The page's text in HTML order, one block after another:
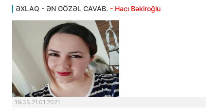
ƏXLAQ - ƏN GÖZƏL CAVAB. - Hacı Bəkiroğlu
19:33 21.01.2021